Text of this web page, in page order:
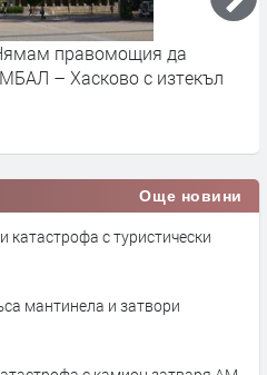
правомощия да
– Хасково с изтекъл
Още новини
катастрофа с туристически
мантинела и затвори